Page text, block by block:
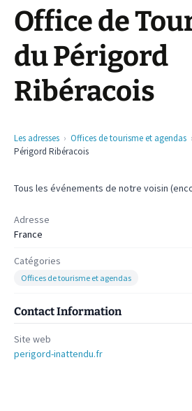
Office de
du Périgord
Ribéracois
Les adresses Offices de tourisme et agendas
Périgord Ribéracois
Tous les événements de notre voisin
Adresse
France
Catégories
Offices de tourisme et agendas
Contact Information
Site web
perigord-inattendu.fr